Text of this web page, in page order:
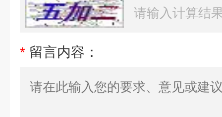
* 留言内容：